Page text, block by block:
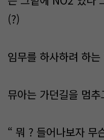
(?)
임무를 하사하려 하
뮤아는 가던길을 멈
“ 뭐 ? 들어나보자 무